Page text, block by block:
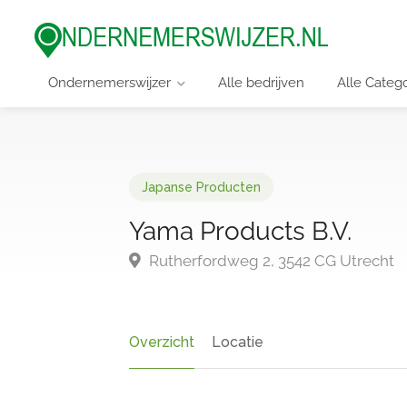
Ondernemerswijzer Alle bedrijven Alle
Japanse Producten
Yama Products B.V.
Rutherfordweg 2, 3542 CG Utrecht
Overzicht Locatie